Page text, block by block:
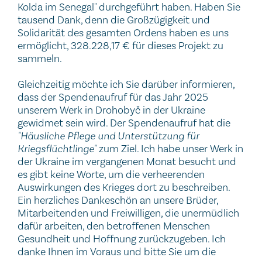
Kolda im Senegal" durchgeführt haben. Haben Sie
tausend Dank, denn die Großzügigkeit und
Solidarität des gesamten Ordens haben es uns
ermöglicht, 328.228,17 € für dieses Projekt zu
sammeln.
Gleichzeitig möchte ich Sie darüber informieren,
dass der Spendenaufruf für das Jahr 2025
unserem Werk in Drohobyč in der Ukraine
gewidmet sein wird. Der Spendenaufruf hat die
"Häusliche Pflege und Unterstützung für
Kriegsflüchtlinge"zum Ziel. Ich habe unser Werk in
der Ukraine im vergangenen Monat besucht und
es gibt keine Worte, um die verheerenden
Auswirkungen des Krieges dort zu beschreiben.
Ein herzliches Dankeschön an unsere Brüder,
Mitarbeitenden und Freiwilligen, die unermüdlich
dafür arbeiten, den betroffenen Menschen
Gesundheit und Hoffnung zurückzugeben. Ich
danke Ihnen im Voraus und bitte Sie um die